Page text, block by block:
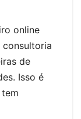
online
consultoria
de
Isso é